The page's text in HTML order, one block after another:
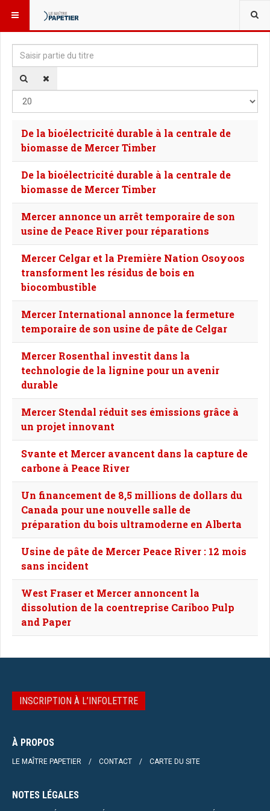
VOUS ÊTES ICI :
Saisir partie du titre
De la bioélectricité durable à la centrale de
biomasse de Mercer Timber
De la bioélectricité durable à la centrale de
biomasse de Mercer Timber
Mercer annonce un arrêt temporaire de son
usine de Peace River pour réparations
Mercer Celgar et la Première Nation Osoyoos
transforment les résidus de bois en
biocombustible
Mercer International annonce la fermeture
temporaire de son usine de pâte de Celgar
Mercer Rosenthal investit dans la
technologie de la lignine pour un avenir
durable
Mercer Stendal réduit ses émissions grâce à
un projet innovant
Svante et Mercer avancent dans la capture de
carbone à Peace River
Un financement de 8,5 millions de dollars du
Canada pour une nouvelle salle de
préparation du bois ultramoderne en Alberta
Usine de pâte de Mercer Peace River : 12 mois
sans incident
West Fraser et Mercer annoncent la
dissolution de la coentreprise Cariboo Pulp
and Paper
INSCRIPTION À L’INFOLETTRE
À PROPOS
LE MAÎTRE PAPETIER CONTACT CARTE DU SITE
NOTES LÉGALES